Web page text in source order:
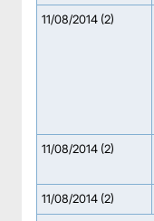
11/08/2014 (2)
11/08/2014 (2)
11/08/2014 (2)